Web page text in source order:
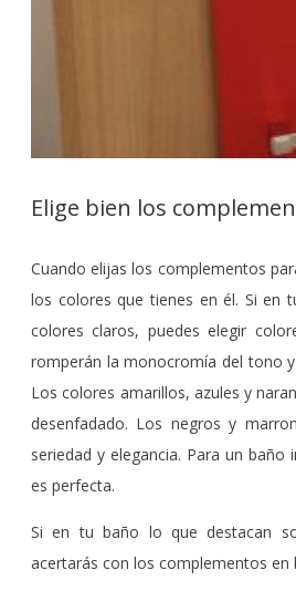
Elige bien los
Cuando elijas los complementos
los colores que tienes en él. Si en
colores claros, puedes elegir
romperán la monocromía del tono
Los colores amarillos, azules y
desenfadado. Los negros y
seriedad y elegancia. Para un baño
es perfecta.
Si en tu baño lo que destacan
acertarás con los complementos en